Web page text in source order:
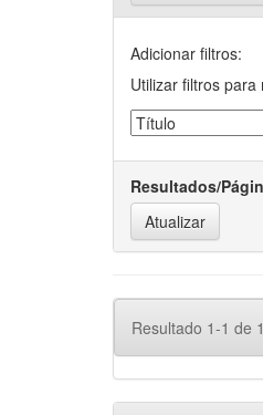
Adicionar filtros:
Utilizar filtros
Resultados/
Resultado 1-1 de